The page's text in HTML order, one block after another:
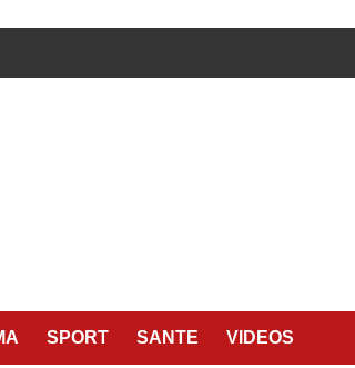
SPORT SANTE VIDEOS